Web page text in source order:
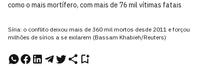
como o mais mortífero, com mais de 76 mil vítimas fatais
Síria: o conflito deixou mais de 360 mil mortos desde 2011 e forçou
milhões de sírios a se exilarem (Bassam Khabieh/Reuters)